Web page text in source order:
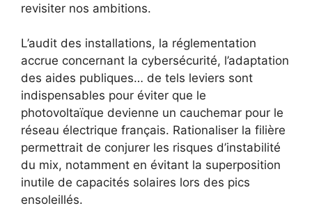
revisiter nos ambitions.
L’audit des installations, la réglementation
accrue concernant la cybersécurité, l’adaptation
des aides publiques… de tels leviers sont
indispensables pour éviter que le
photovoltaïque devienne un cauchemar pour le
réseau électrique français. Rationaliser la filière
permettrait de conjurer les risques d’instabilité
du mix, notamment en évitant la superposition
inutile de capacités solaires lors des pics
ensoleillés.